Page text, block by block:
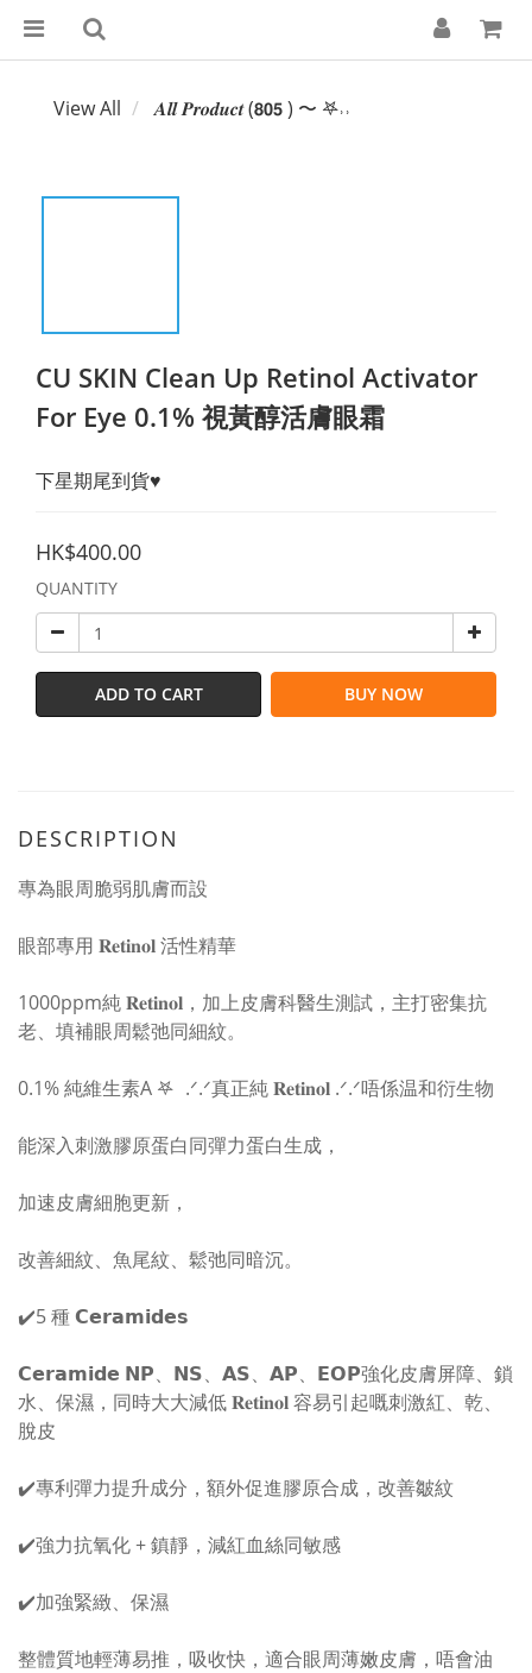
View All 𝑨𝒍𝒍 𝑷𝒓𝒐𝒅𝒖𝒄𝒕 (𝟴𝟬𝟱 ) 〜 𖤐˒˒‪‪
CU SKIN Clean Up Retinol Activator
For Eye 0.1% 視黃醇活膚眼霜
下星期尾到貨♥︎
HK$400.00
QUANTITY
ADD TO CART BUY NOW
DESCRIPTION
專為眼周脆弱肌膚而設
眼部專用 𝐑𝐞𝐭𝐢𝐧𝐨𝐥 活性精華
1000ppm純 𝐑𝐞𝐭𝐢𝐧𝐨𝐥，加上皮膚科醫生測試，主打密集抗
老、填補眼周鬆弛同細紋。
0.1% 純維生素A 𖤐 .ᐟ.ᐟ真正純 𝐑𝐞𝐭𝐢𝐧𝐨𝐥 .ᐟ.ᐟ唔係温和衍生物
能深入刺激膠原蛋白同彈力蛋白生成，
加速皮膚細胞更新，
改善細紋、魚尾紋、鬆弛同暗沉。
✔️5 種 𝗖𝗲𝗿𝗮𝗺𝗶𝗱𝗲𝘀
𝗖𝗲𝗿𝗮𝗺𝗶𝗱𝗲 𝗡𝗣、𝗡𝗦、𝗔𝗦、𝗔𝗣、𝗘𝗢𝗣 強化皮膚屏障、鎖
水、保濕，同時大大減低 𝐑𝐞𝐭𝐢𝐧𝐨𝐥 容易引起嘅刺激紅、乾、
脫皮
✔️專利彈力提升成分，額外促進膠原合成，改善皺紋
✔️強力抗氧化 + 鎮靜，減紅血絲同敏感
✔️加強緊緻、保濕
整體質地輕薄易推，吸收快，適合眼周薄嫩皮膚，唔會油